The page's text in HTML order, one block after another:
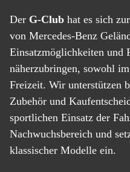
Der G-Club hat es sich
von Mercedes-Benz
Einsatzmöglichkeiten und
näherzubringen, sowohl
Freizeit. Wir unterstützen
Zubehör und
sportlichen Einsatz der
Nachwuchsbereich und
klassischer Modelle ein.